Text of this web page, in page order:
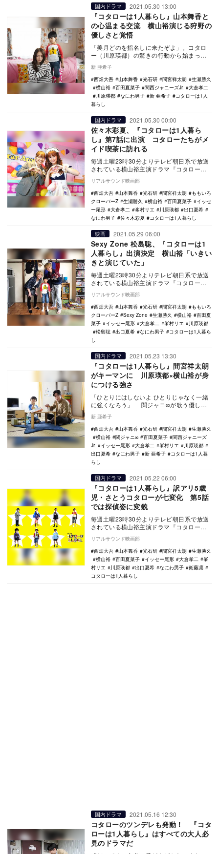
国内ドラマ 2021.05.30 13:00
『コタローは1人暮らし』山本舞香と
の心温まる交流 横山裕演じる狩野の
優しさと覚悟
「美月どのを指名しに来たぞよ」。コタロ
ー（川原瑛都）の驚きの行動から始まった
『コタローは1人暮らし』（テレビ朝日系）
第6話。 …
新 亜希子
西畑大吾
山本舞香 光石研 間宮祥太朗
生瀬勝久
横山裕
百田夏菜子 関西ジャニーズJr.
大倉孝二
川原瑛都
なにわ男子 新 亜希子
コタローは1人
暮らし
国内ドラマ 2021.05.30 00:00
佐々木彩夏、『コタローは1人暮ら
し』第7話に出演 コタローたちがメ
イド喫茶に訪れる
毎週土曜23時30分よりテレビ朝日系で放送
されている横山裕主演ドラマ『コタローは1
人暮らし』に、ももいろクローバーZの佐々
木彩夏…
リアルサウンド映画部
西畑大吾
山本舞香 光石研 間宮祥太朗
ももいろ
クローバーZ
生瀬勝久 横山裕 百田夏菜子
イッセ
ー尾形
大倉孝二 峯村リエ 川原瑛都
出口夏希
なにわ男子
佐々木彩夏 コタローは1人暮らし
映画 2021.05.29 06:00
Sexy Zone 松島聡、『コタローは1
人暮らし』出演決定 横山裕「いきい
きと演じていた」
毎週土曜23時30分よりテレビ朝日系で放送
されている横山裕主演ドラマ『コタローは1
人暮らし』。6月12日放送の第8話から松島
聡（…
リアルサウンド映画部
西畑大吾
山本舞香 光石研 間宮祥太朗
ももいろ
クローバーZ
Sexy Zone 生瀬勝久 横山裕
百田夏
菜子
イッセー尾形 大倉孝二 峯村リエ
川原瑛都
松島聡
出口夏希 なにわ男子
コタローは1人暮ら
し
国内ドラマ 2021.05.23 13:30
『コタローは1人暮らし』間宮祥太朗
がキーマンに 川原瑛都×横山裕が身
につける強さ
「ひとりにはしないよ ひとりじゃなく一緒
に強くなろう」 関ジャニ∞が歌う優しい
主題歌『ひとりにしないよ』のワンフレー
ズ。『コ…
新 亜希子
西畑大吾
山本舞香 光石研 間宮祥太朗
生瀬勝久
横山裕
関ジャニ∞ 百田夏菜子
関西ジャニーズ
Jr.
イッセー尾形 大倉孝二 峯村リエ
川原瑛都
出口夏希
なにわ男子 新 亜希子
コタローは1人暮
らし
国内ドラマ 2021.05.22 06:00
『コタローは1人暮らし』訳アリ5歳
児・さとうコタローが七変化 第5話
では探偵姿に変貌
毎週土曜23時30分よりテレビ朝日系で放送
されている横山裕主演ドラマ『コタローは1
人暮らし』。1人暮らしの訳アリ5歳児・さ
とうコ…
リアルサウンド映画部
西畑大吾
山本舞香 光石研 間宮祥太朗
生瀬勝久
横山裕
百田夏菜子 イッセー尾形 大倉孝二
峯
村リエ
川原瑛都 出口夏希 なにわ男子
衛藤凛
コタローは1人暮らし
国内ドラマ 2021.05.16 12:30
コタローのツンデレも発動！ 『コタ
ローは1人暮らし』はすべての大人必
見のドラマだ